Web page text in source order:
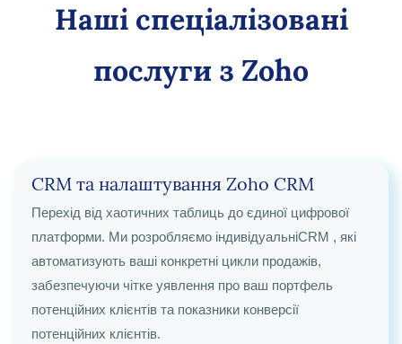
Наші спеціалізовані
послуги з Zoho
CRM та налаштування Zoho CRM
Перехід від хаотичних таблиць до єдиної цифрової
платформи. Ми розробляємо індивідуальніCRM , які
автоматизують ваші конкретні цикли продажів,
забезпечуючи чітке уявлення про ваш портфель
потенційних клієнтів та показники конверсії
потенційних клієнтів.